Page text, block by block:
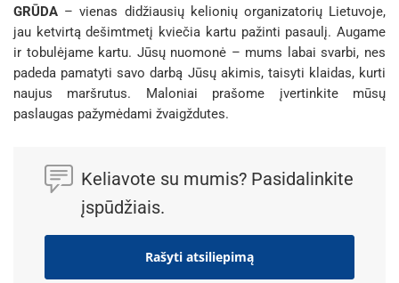
GRŪDA – vienas didžiausių kelionių organizatorių Lietuvoje,
jau ketvirtą dešimtmetį kviečia kartu pažinti pasaulį. Augame
ir tobulėjame kartu. Jūsų nuomonė – mums labai svarbi, nes
padeda pamatyti savo darbą Jūsų akimis, taisyti klaidas, kurti
naujus maršrutus. Maloniai prašome įvertinkite mūsų
paslaugas pažymėdami žvaigždutes.
Keliavote su mumis? Pasidalinkite
įspūdžiais.
Rašyti atsiliepimą